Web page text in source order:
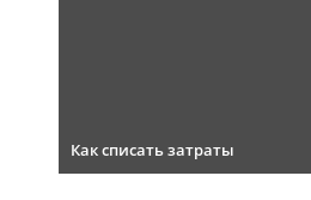
Как списать затраты